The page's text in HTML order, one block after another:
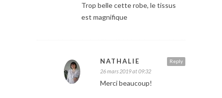
Trop belle cette robe, le tissus
est magnifique
Reply
NATHALIE
26 mars 2019 at 09:32
Merci beaucoup!